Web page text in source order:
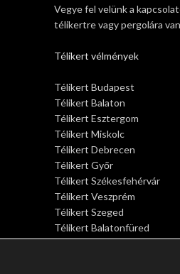
Vegye fel velünk a
télikertre vagy pergolára
Télikert vélmények
Télikert Budapest
Télikert Balaton
Télikert Esztergom
Télikert Miskolc
Télikert Debrecen
Télikert Győr
Télikert Székesfehérvár
Télikert Veszprém
Télikert Szeged
Télikert Balatonfüred
Télikert Siófok